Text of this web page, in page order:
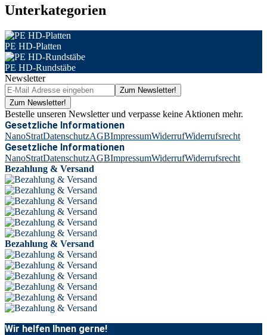
Unterkategorien
PE HD-Platten
PE HD-Rundstäbe
Newsletter
Zum Newsletter!
Zum Newsletter!
Bestelle unseren Newsletter und verpasse keine Aktionen mehr.
Gesetzliche Informationen
NanoStratDatenschutzAGBImpressumWiderrufWiderrufsrecht
Gesetzliche Informationen
NanoStratDatenschutzAGBImpressumWiderrufWiderrufsrecht
Bezahlung & Versand
Bezahlung & Versand
Wir helfen Ihnen gerne!